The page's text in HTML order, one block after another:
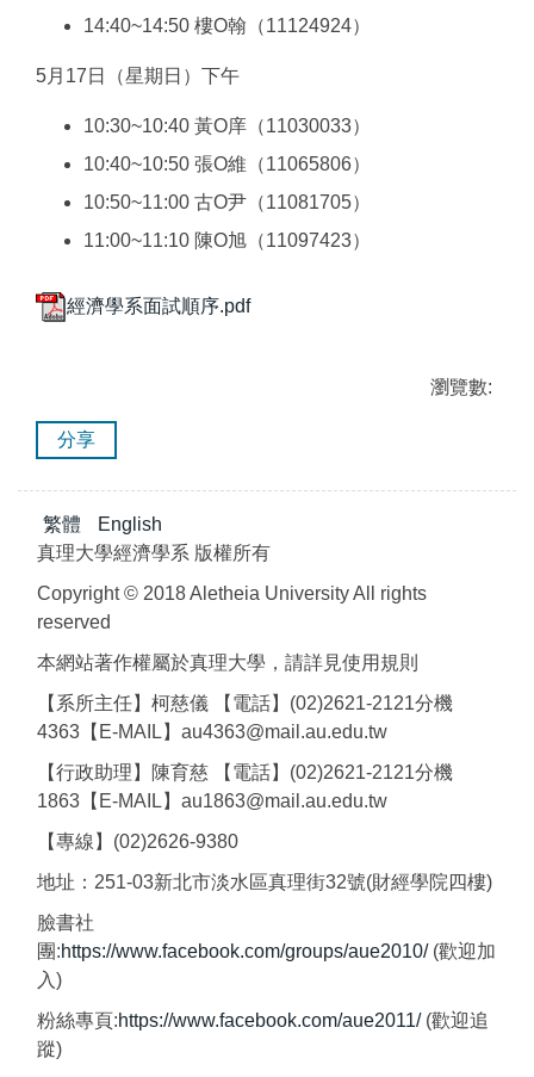
14:40~14:50 樓O翰（11124924）
5月17日（星期日）下午
10:30~10:40 黃O庠（11030033）
10:40~10:50 張O維（11065806）
10:50~11:00 古O尹（11081705）
11:00~11:10 陳O旭（11097423）
經濟學系面試順序.pdf
瀏覽數:
分享
繁體
English
真理大學經濟學系 版權所有
Copyright © 2018 Aletheia University All rights
reserved
本網站著作權屬於真理大學，請詳見使用規則
【系所主任】柯慈儀 【電話】(02)2621-2121分機
4363【E-MAIL】au4363@mail.au.edu.tw
【行政助理】陳育慈 【電話】(02)2621-2121分機
1863【E-MAIL】au1863@mail.au.edu.tw
【專線】(02)2626-9380
地址：251-03新北市淡水區真理街32號(財經學院四樓)
臉書社
團:https://www.facebook.com/groups/aue2010/(歡迎加
入)
粉絲專頁:https://www.facebook.com/aue2011/(歡迎追
蹤)